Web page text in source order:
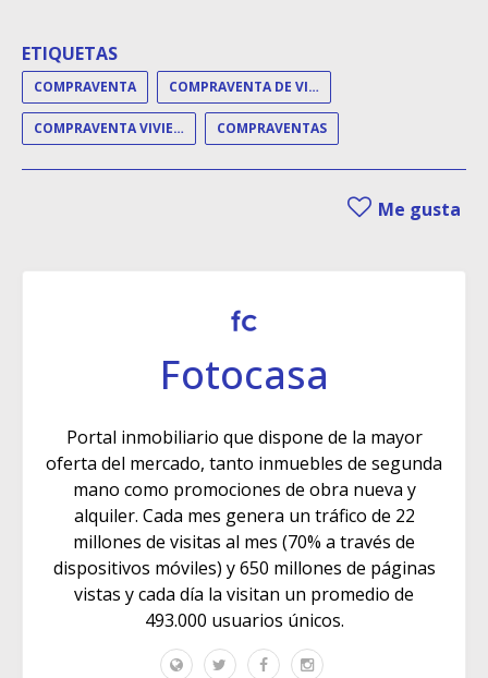
ETIQUETAS
COMPRAVENTA COMPRAVENTA DE VIVIENDAS
COMPRAVENTA VIVIENDA COMPRAVENTAS
Me gusta
Fotocasa
Portal inmobiliario que dispone de la mayor
oferta del mercado, tanto inmuebles de segunda
mano como promociones de obra nueva y
alquiler. Cada mes genera un tráfico de 22
millones de visitas al mes (70% a través de
dispositivos móviles) y 650 millones de páginas
vistas y cada día la visitan un promedio de
493.000 usuarios únicos.